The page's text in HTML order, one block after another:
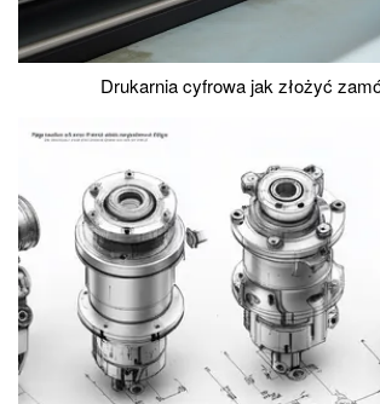
Drukarnia cyfrowa jak złożyć